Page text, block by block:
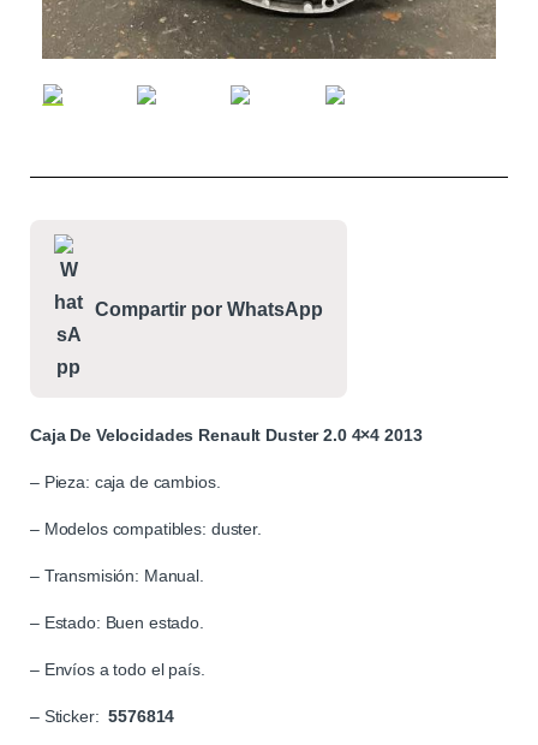
Compartir por WhatsApp
Caja De Velocidades Renault Duster 2.0 4×4 2013
– Pieza: caja de cambios.
– Modelos compatibles: duster.
– Transmisión: Manual.
– Estado: Buen estado.
– Envíos a todo el país.
– Sticker:5576814